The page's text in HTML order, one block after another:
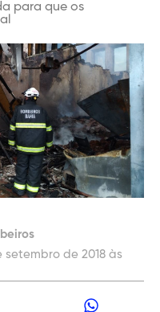
para que os
setembro de 2018 às